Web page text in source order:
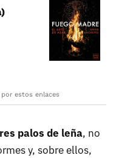
estos enlaces
palos de leña, no
y, sobre ellos,